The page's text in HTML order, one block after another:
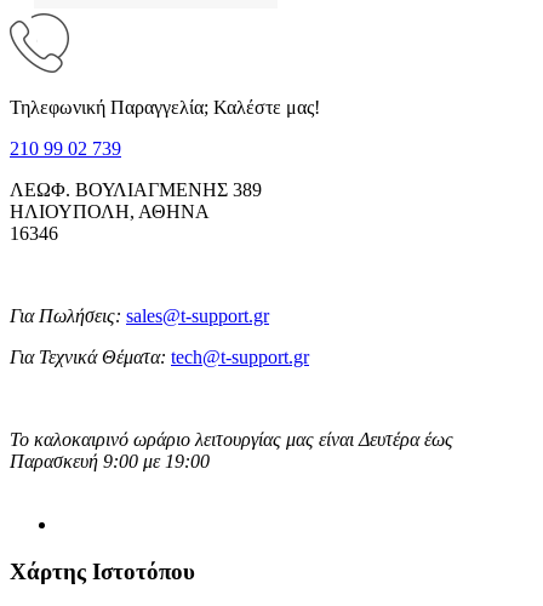
Τηλεφωνική Παραγγελία; Καλέστε μας!
210 99 02 739
ΛΕΩΦ. ΒΟΥΛΙΑΓΜΕΝΗΣ 389
ΗΛΙΟΥΠΟΛΗ, ΑΘΗΝΑ
16346
Για Πωλήσεις: sales@t-support.gr
Για Τεχνικά Θέματα: tech@t-support.gr
Το καλοκαιρινό ωράριο λειτουργίας μας είναι Δευτέρα έως
Παρασκευή 9:00 με 19:00
Χάρτης Ιστοτόπου